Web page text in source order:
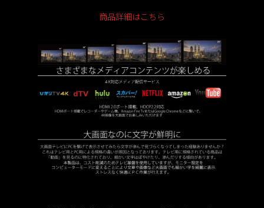
商品詳細はこちら